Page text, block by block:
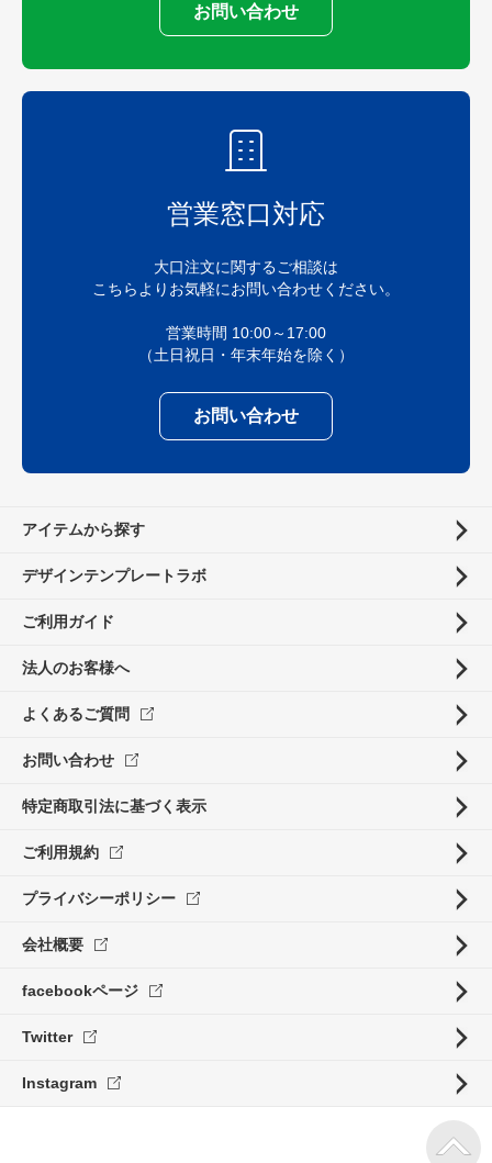
お問い合わせ
営業窓口対応
大口注文に関するご相談は
こちらよりお気軽にお問い合わせください。
営業時間 10:00～17:00
（土日祝日・年末年始を除く）
お問い合わせ
アイテムから探す
デザインテンプレートラボ
ご利用ガイド
法人のお客様へ
よくあるご質問
お問い合わせ
特定商取引法に基づく表示
ご利用規約
プライバシーポリシー
会社概要
facebookページ
Twitter
Instagram